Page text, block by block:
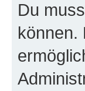
Du
können.